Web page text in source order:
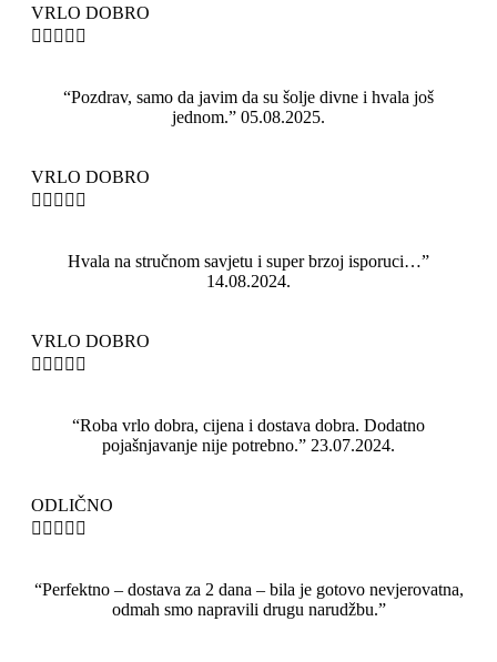
VRLO DOBRO
    
“Pozdrav, samo da javim da su šolje divne i hvala još
jednom.” 05.08.2025.
VRLO DOBRO
    
Hvala na stručnom savjetu i super brzoj isporuci…”
14.08.2024.
VRLO DOBRO
    
“Roba vrlo dobra, cijena i dostava dobra. Dodatno
pojašnjavanje nije potrebno.” 23.07.2024.
ODLIČNO
    
“Perfektno – dostava za 2 dana – bila je gotovo nevjerovatna,
odmah smo napravili drugu narudžbu.”